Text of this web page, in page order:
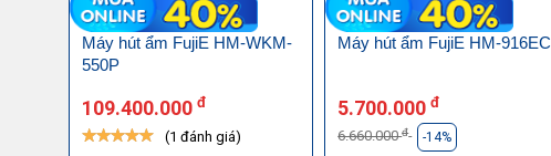
Máy hút ẩm FujiE HM-WKM-
550P
109.400.000 đ
(1 đánh giá)
Máy hút ẩm FujiE HM-916EC
5.700.000đ
6.660.000đ -14%